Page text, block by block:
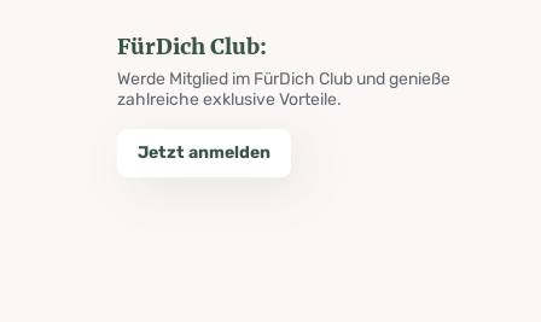
FürDich Club:
Werde Mitglied im FürDich Club und genieße
zahlreiche exklusive Vorteile.
Jetzt anmelden